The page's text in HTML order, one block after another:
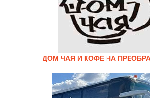
ДОМ ЧАЯ И КОФЕ НА